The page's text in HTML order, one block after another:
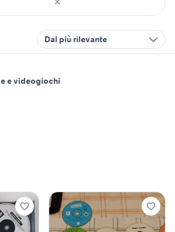
Dal più rilevante
e videogiochi